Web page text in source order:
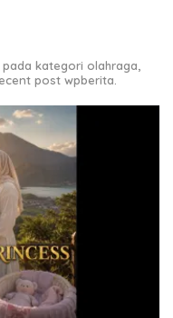
kategori olahraga,
post wpberita.